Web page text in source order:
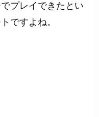
プレイできたとい
ですよね。